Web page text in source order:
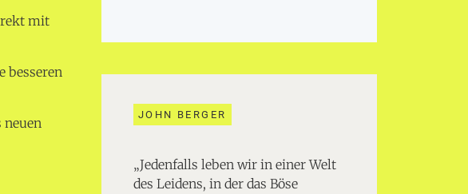
mit
besseren
neuen
JOHN BERGER
„Jedenfalls leben wir in einer Welt
des Leidens, in der das Böse